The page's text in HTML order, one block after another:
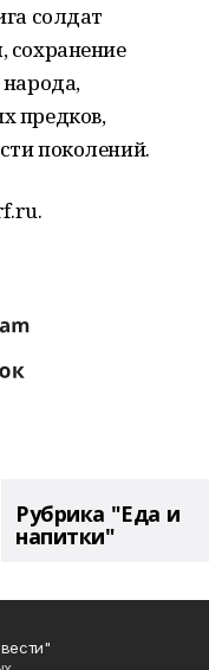
солдат
сохранение
предков,
поколений.
Рубрика "Еда и
напитки"